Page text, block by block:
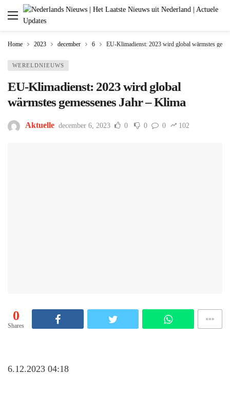
Home 2023 december 6 EU-Klimadienst: 2023 wird global wärmstes
WERELDNIEUWS
EU-Klimadienst: 2023 wird global
wärmstes gemessenes Jahr – Klima
Aktuelle december 6, 2023 0 0 0 102
0
Shares
6.12.2023 04:18